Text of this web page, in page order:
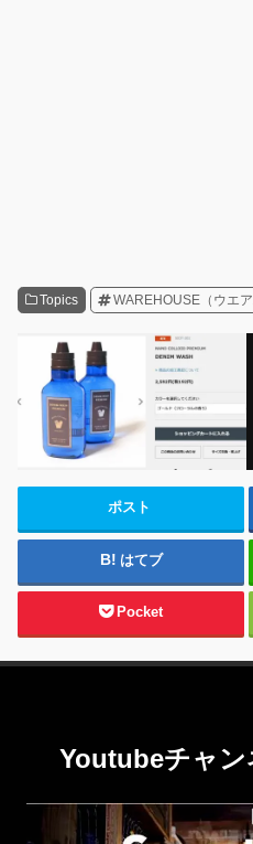
Topics WAREHOUSE（ウエア
ポスト
はてブ
Pocket
Youtubeチャン